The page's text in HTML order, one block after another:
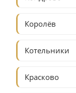
Королёв
Котельники
Красково